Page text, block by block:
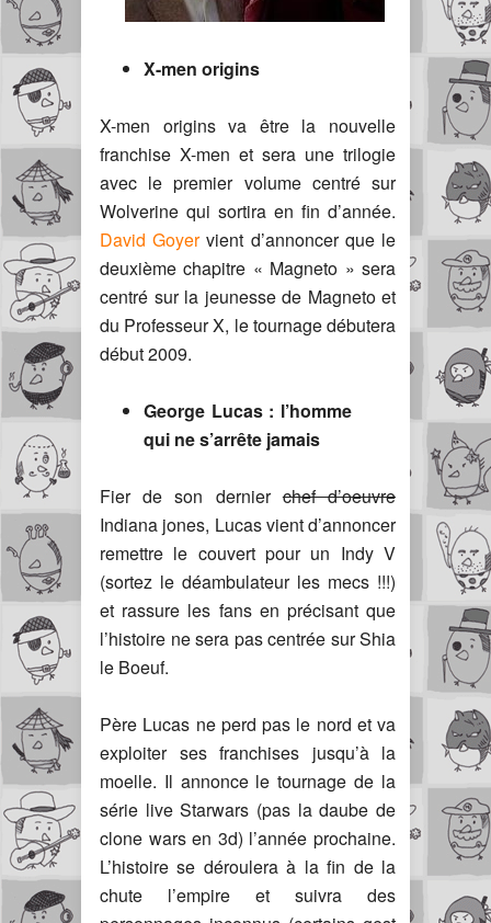
X-men origins
X-men origins va être la nouvelle
franchise X-men et sera une trilogie
avec le premier volume centré sur
Wolverine qui sortira en fin d’année.
David Goyervient d’annoncer que le
deuxième chapitre « Magneto » sera
centré sur la jeunesse de Magneto et
du Professeur X, le tournage débutera
début 2009.
George Lucas : l’homme
qui ne s’arrête jamais
Fier de son dernierchef d’oeuvre
Indiana jones, Lucas vient d’annoncer
remettre le couvert pour un Indy V
(sortez le déambulateur les mecs !!!)
et rassure les fans en précisant que
l’histoire ne sera pas centrée sur Shia
le Boeuf.
Père Lucas ne perd pas le nord et va
exploiter ses franchises jusqu’à la
moelle. Il annonce le tournage de la
série live Starwars (pas la daube de
clone wars en 3d) l’année prochaine.
L’histoire se déroulera à la fin de la
chute l’empire et suivra des